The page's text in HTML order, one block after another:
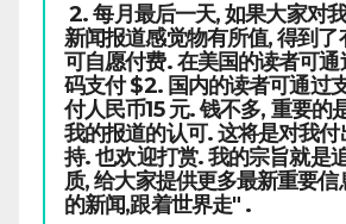
2. 每月最后一天, 如果大家对
新闻报道感觉物有所值, 得到了
可自愿付费. 在美国的读者可
码支付 $2. 国内的读者可通过
付人民币15 元. 钱不多, 重要的
我的报道的认可. 这将是对我
持. 也欢迎打赏. 我的宗旨就是
质, 给大家提供更多最新重要信
的新闻,跟着世界走" .